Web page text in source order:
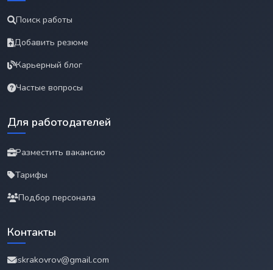
Поиск работы
Добавить резюме
Карьерный блог
Частые вопросы
Для работодателей
Разместить вакансию
Тарифы
Подбор персонала
Контакты
iskrakovrov@gmail.com